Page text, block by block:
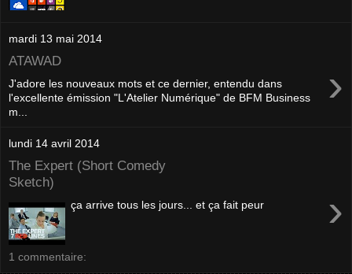
mardi 13 mai 2014
ATAWAD ›
J'adore les nouveaux mots et ce dernier, entendu dans
l'excellente émission "L'Atelier Numérique" de BFM Business
m...
lundi 14 avril 2014
The Expert (Short Comedy
Sketch)
›
ça arrive tous les jours... et ça fait peur
1 commentaire: